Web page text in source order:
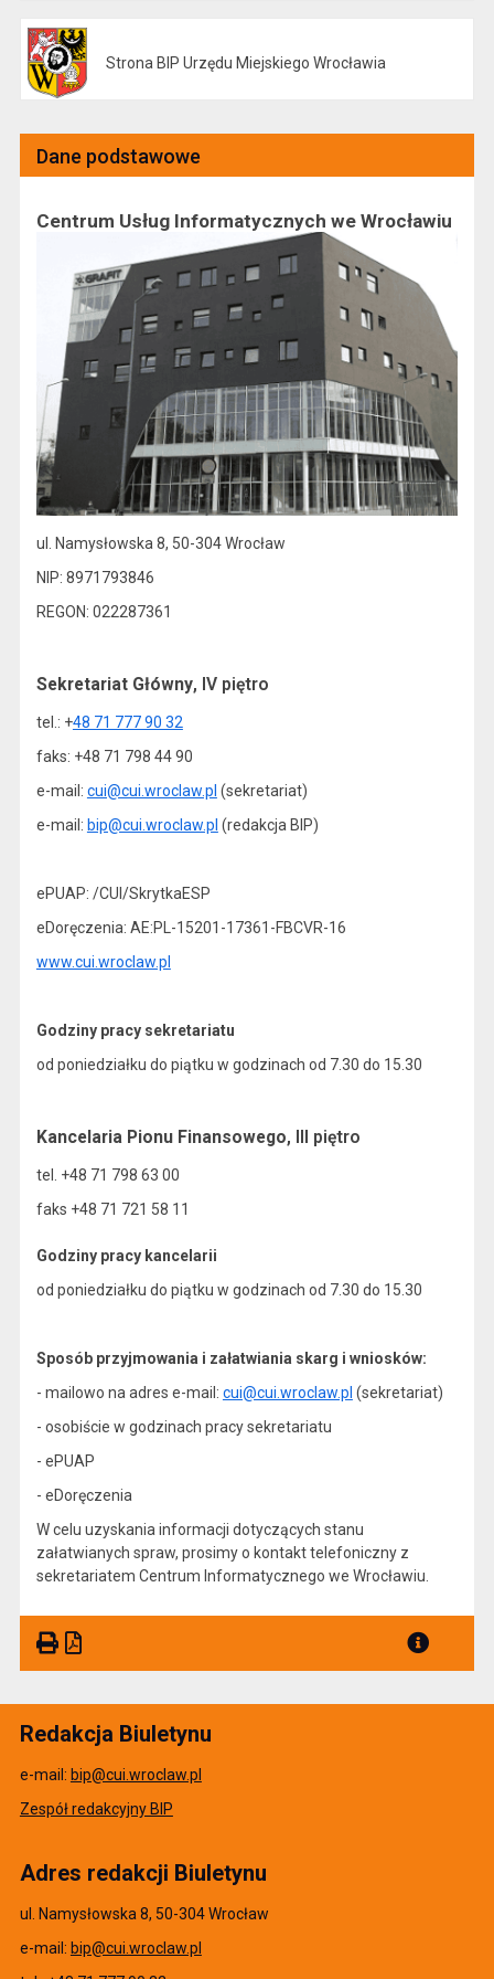
Strona BIP Urzędu Miejskiego Wrocławia
Dane podstawowe
Centrum Usług Informatycznych we Wrocławiu
ul. Namysłowska 8, 50-304 Wrocław
NIP: 8971793846
REGON: 022287361
Sekretariat Główny, IV piętro
tel.: +48 71 777 90 32
faks: +48 71 798 44 90
e-mail: cui@cui.wroclaw.pl (sekretariat)
e-mail: bip@cui.wroclaw.pl (redakcja BIP)
ePUAP: /CUI/SkrytkaESP
eDoręczenia: AE:PL-15201-17361-FBCVR-16
www.cui.wroclaw.pl
Godziny pracy sekretariatu
od poniedziałku do piątku w godzinach od 7.30 do 15.30
Kancelaria Pionu Finansowego, III piętro
tel. +48 71 798 63 00
faks +48 71 721 58 11
Godziny pracy kancelarii
od poniedziałku do piątku w godzinach od 7.30 do 15.30
Sposób przyjmowania i załatwiania skarg i wniosków:
- mailowo na adres e-mail: cui@cui.wroclaw.pl (sekretariat)
- osobiście w godzinach pracy sekretariatu
- ePUAP
- eDoręczenia
W celu uzyskania informacji dotyczących stanu
załatwianych spraw, prosimy o kontakt telefoniczny z
sekretariatem Centrum Informatycznego we Wrocławiu.
Redakcja Biuletynu
e-mail: bip@cui.wroclaw.pl
Zespół redakcyjny BIP
Adres redakcji Biuletynu
ul. Namysłowska 8, 50-304 Wrocław
e-mail: bip@cui.wroclaw.pl